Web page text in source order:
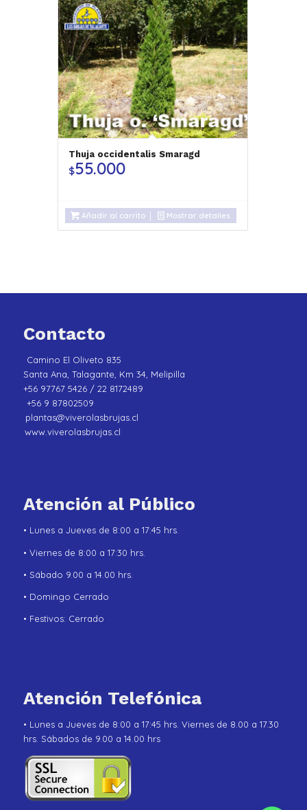
Thuja occidentalis Smaragd
$55.000
Añadir al carrito Mostrar detalles
Contacto
Camino El Oliveto 835
Santa Ana, Talagante, Km 34, Melipilla
+56 97767 5426 / 22 8172489
+56 9 87802509
plantas@viverolasbrujas.cl
www.viverolasbrujas.cl
Atención al Público
• Lunes a Jueves de 8:00 a 17:45 hrs.
• Viernes de 8:00 a 17:30 hrs.
• Sábado 9.00 a 14.00 hrs.
• Domingo Cerrado
• Festivos: Cerrado
Atención Telefónica
• Lunes a Jueves de 8:00 a 17:45 hrs. Viernes de 8.00 a 17.30
hrs. Sábados de 9.00 a 14.00 hrs